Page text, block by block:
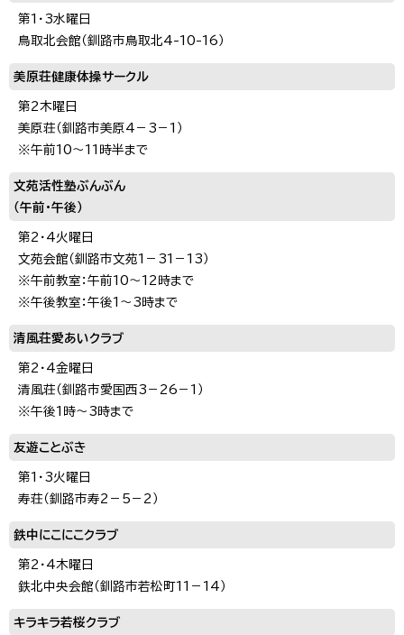
第1・3水曜日
鳥取北会館（釧路市鳥取北4-10-16）
美原荘健康体操サークル
第2木曜日
美原荘（釧路市美原4－3－1）
※午前10～11時半まで
文苑活性塾ぶんぶん
（午前・午後）
第2・4火曜日
文苑会館（釧路市文苑1－31－13）
※午前教室：午前10～12時まで
※午後教室：午後1～3時まで
清風荘愛あいクラブ
第2・4金曜日
清風荘（釧路市愛国西3－26－1）
※午後1時～3時まで
友遊ことぶき
第1・3火曜日
寿荘（釧路市寿2－5－2）
鉄中にこにこクラブ
第2・4木曜日
鉄北中央会館（釧路市若松町11－14）
キラキラ若桜クラブ